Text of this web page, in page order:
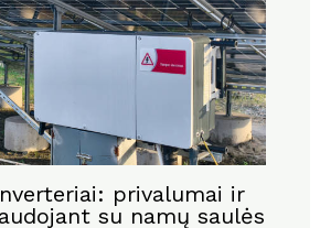
privalumai ir
su namų saulės